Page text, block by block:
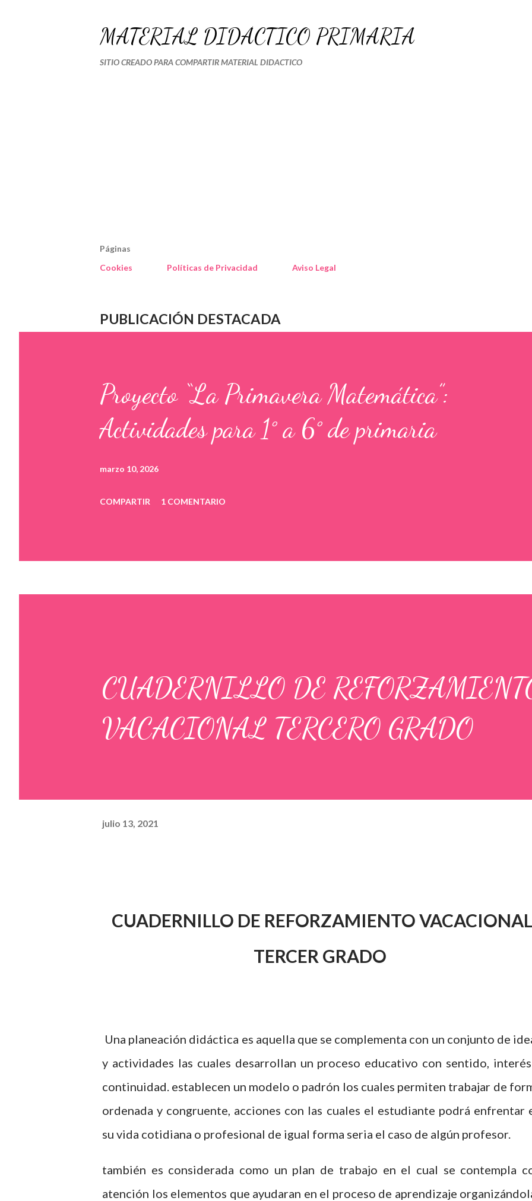
MATERIAL DIDÁCTICO PRIMARIA
SITIO CREADO PARA COMPARTIR MATERIAL DIDACTICO
Páginas
Cookies
Políticas de Privacidad Aviso Legal
PUBLICACIÓN DESTACADA
Proyecto “La Primavera Matemática”:
Actividades para 1° a 6° de primaria
marzo 10, 2026
COMPARTIR 1 COMENTARIO
CUADERNILLO DE
VACACIONAL TERCERO GRADO
julio 13, 2021
CUADERNILLO DE REFORZAMIENTO VACACIONAL
TERCER GRADO
Una planeación didáctica es aquella que se complementa con un conjunto de
y actividades las cuales desarrollan un proceso educativo con sentido,
continuidad. establecen un modelo o padrón los cuales permiten trabajar de
ordenada y congruente, acciones con las cuales el estudiante podrá enfrentar
su vida cotidiana o profesional de igual forma seria el caso de algún profesor.
también es considerada como un plan de trabajo en el cual se contempla
atención los elementos que ayudaran en el proceso de aprendizaje